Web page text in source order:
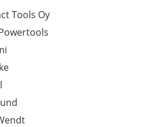
Tools Oy